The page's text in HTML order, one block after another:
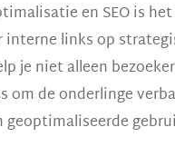
en SEO is
links op
je niet alleen
om de onderlinge